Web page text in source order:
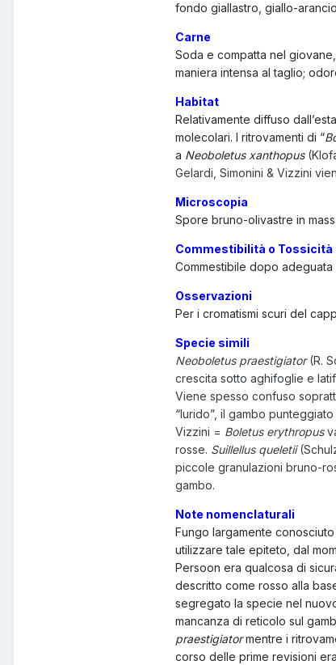
fondo giallastro, giallo-
Carne
Soda e compatta nel
maniera intensa al taglio;
Habitat
Relativamente diffuso
molecolari. I ritrovamenti di “
a Neoboletus xanthopus
Gelardi, Simonini & Vizzini
Microscopia
Spore bruno-olivastre in
Commestibilità o Tossicità
Commestibile dopo
Osservazioni
Per i cromatismi scuri del
Specie simili
Neoboletus praestigiator (R.
crescita sotto aghifoglie e
Viene spesso confuso
“lurido”, il gambo
Vizzini = Boletus erythropus
rosse. Suillellus queletii
piccole granulazioni bruno-
gambo.
Note nomenclaturali
Fungo largamente
utilizzare tale epiteto, dal
Persoon era qualcosa di
descritto come rosso alla
segregato la specie nel
mancanza di reticolo sul
praestigiator mentre i
corso delle prime revisioni